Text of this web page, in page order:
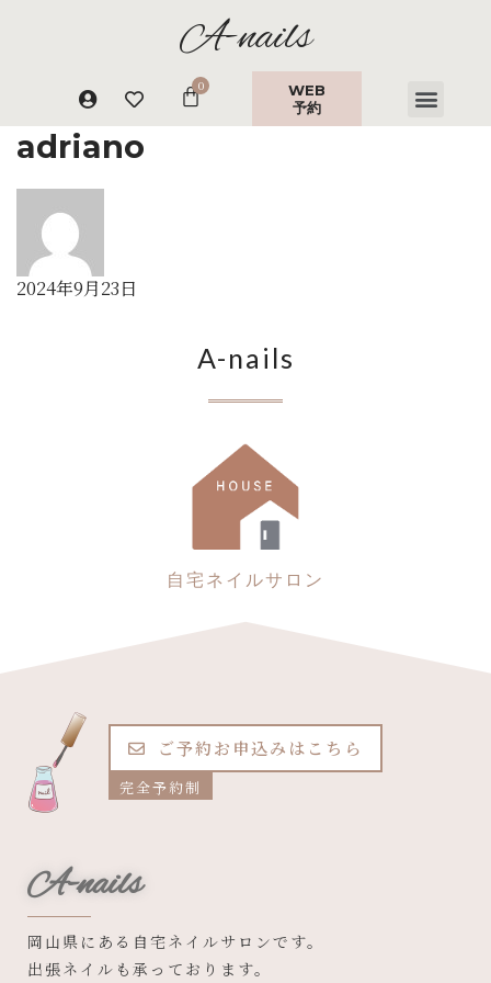
A-nails
WEB
予約
adriano
2024年9月23日
A-nails
自宅ネイルサロン
ご予約お申込みはこちら
完全予約制
A-nails
岡山県にある自宅ネイルサロンです。
出張ネイルも承っております。